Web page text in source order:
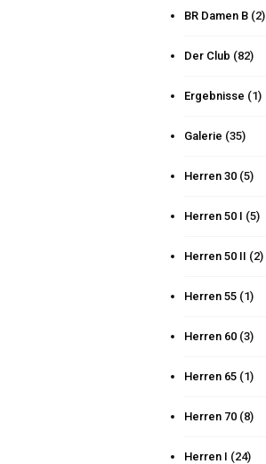
BR Damen B (2)
Der Club (82)
Ergebnisse (1)
Galerie (35)
Herren 30 (5)
Herren 50 I (5)
Herren 50 II (2)
Herren 55 (1)
Herren 60 (3)
Herren 65 (1)
Herren 70 (8)
Herren I (24)